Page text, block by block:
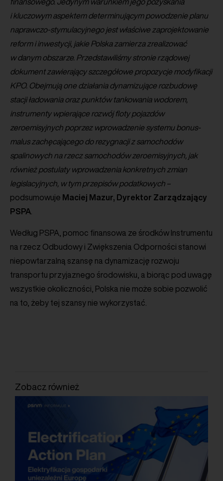
finansowego. Jedynym warunkiem jego pozyskania
i kluczowym aspektem determinującym powodzenie planu
naprawczo-stymulacyjnego jest właściwe zaprojektowanie
reform i inwestycji, jakie Polska zamierza zrealizować
w danym obszarze. Przedstawiliśmy stronie rządowej
dokument zawierający szczegółowe propozycje modyfikacji
KPO. Obejmują one działania dynamizujące rozbudowę
stacji ładowania oraz punktów tankowania wodorem,
instrumenty wpierające rozwój floty pojazdów
zeroemisyjnych poprzez wprowadzenie systemu bonus-
malus zachęcającego do rezygnacji z samochodów
spalinowych na rzecz samochodów zeroemisyjnych, jak
również postulaty wprowadzenia konkretnych zmian
legislacyjnych, w tym przepisów podatkowych –
podsumowuje Maciej Mazur, Dyrektor Zarządzający
PSPA
Według PSPA, pomoc finansowa ze środków Instrumentu
na rzecz Odbudowy i Zwiększenia Odporności stanowi
niepowtarzalną szansę na dynamizację rozwoju
transportu przyjaznego środowisku, a biorąc pod uwagę
wszystkie okoliczności, Polska nie może sobie pozwolić
na to, żeby tej szansy nie wykorzystać.
Zobacz również